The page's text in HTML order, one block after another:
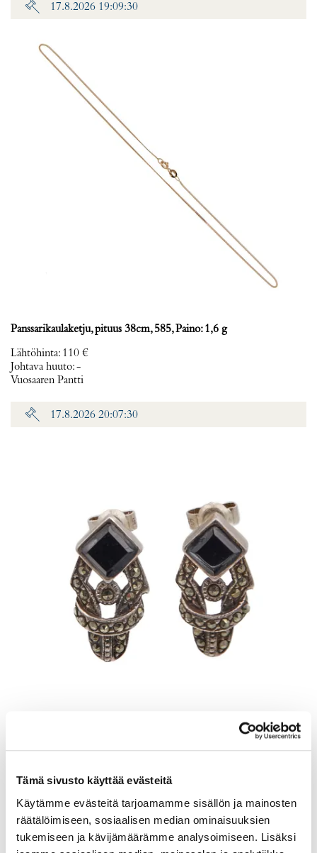
Tämä sivusto käyttää evästeitä
Käytämme evästeitä tarjoamamme sisällön ja mainosten
räätälöimiseen, sosiaalisen median ominaisuuksien
tukemiseen ja kävijämäärämme analysoimiseen. Lisäksi
17.8.2026 19:09:30
Panssarikaulaketju, pituus 38cm, 585, Paino: 1,6 g
Lähtöhinta: 110 €
Johtava huuto:-
Vuosaaren Pantti
17.8.2026 20:07:30
Johtava huuto:-
17.8.2026 20:12:00